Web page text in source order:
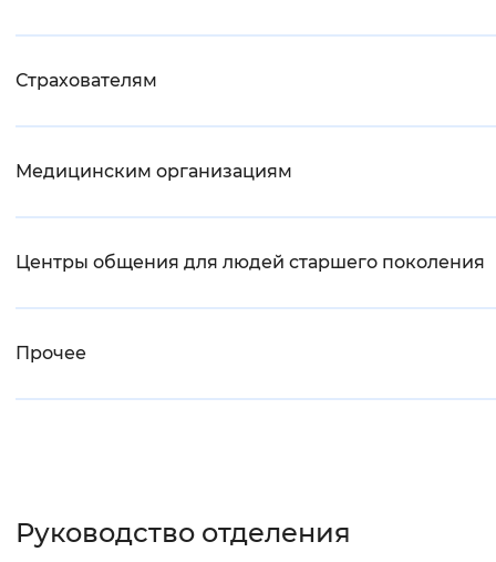
Страхователям
Медицинским организациям
Центры общения для людей старшего поколения
Прочее
Руководство отделения